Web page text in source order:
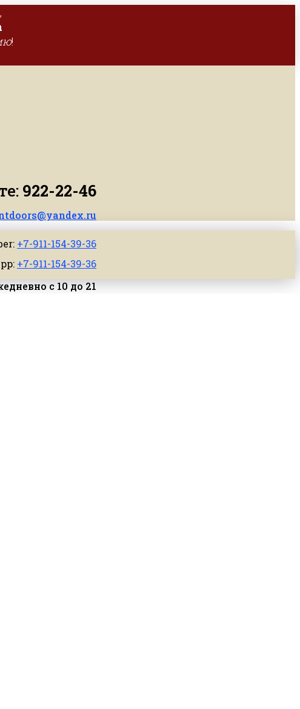
!
922-22-46
+7-911-154-39-36
+7-911-154-39-36
с 10 до 21